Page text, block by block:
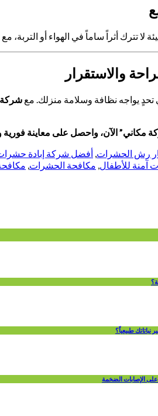
لا تترك أثراً ساماً في الهواء أو
والاستقرار
يواجه نظافة وسلامة منزلك. مع شركة
واحصل على معاينة فورية وحل نهائي ومضمون
رش الحشرات أفضل شركة إبادة
آمنة للأطفال مكافحة الحشرات
على الإصابات الضخمة